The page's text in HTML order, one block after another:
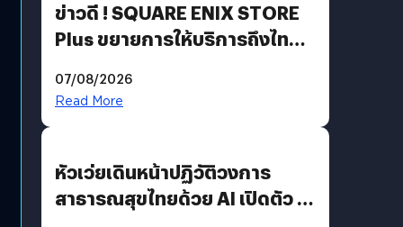
ข่าวดี ! SQUARE ENIX STORE
Plus ขยายการให้บริการถึงไทย
โดยตรง
07/08/2026
Read More
หัวเว่ยเดินหน้าปฏิวัติวงการ
สาธารณสุขไทยด้วย AI เปิดตัว 4